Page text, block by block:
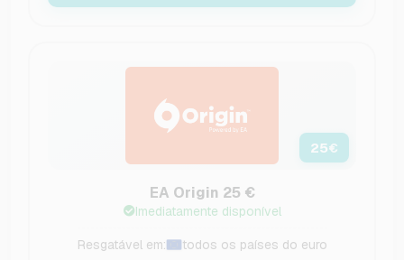
25€
EA Origin 25 €
Imediatamente disponível
Resgatável em: todos os países do euro